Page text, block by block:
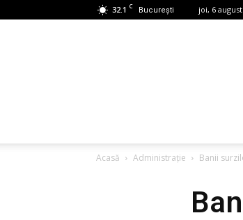
32.1 C București joi, 6
Acasă Administrație Banii